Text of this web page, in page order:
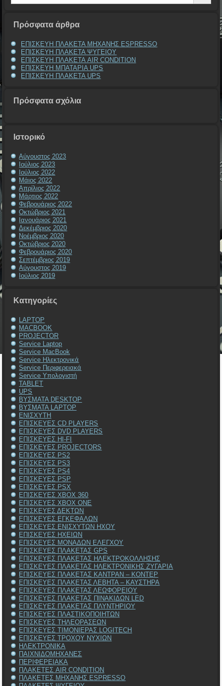
Πρόσφατα άρθρα
ΕΠΙΣΚΕΥΗ ΠΛΑΚΕΤΑ ΜΗΧΑΝΗΣ ESPRESSO
ΕΠΙΣΚΕΥΗ ΠΛΑΚΕΤΑ ΨΥΓΕΙΟΥ
ΕΠΙΣΚΕΥΗ ΠΛΑΚΕΤΑ AIR CONDITION
ΕΠΙΣΚΕΥΗ ΜΠΑΤΑΡΙΑ UPS
ΕΠΙΣΚΕΥΗ ΠΛΑΚΕΤΑ UPS
Πρόσφατα σχόλια
Ιστορικό
Αύγουστος 2023
Ιούλιος 2023
Ιούλιος 2022
Μάιος 2022
Απρίλιος 2022
Μάρτιος 2022
Φεβρουάριος 2022
Οκτώβριος 2021
Ιανουάριος 2021
Δεκέμβριος 2020
Νοέμβριος 2020
Οκτώβριος 2020
Φεβρουάριος 2020
Σεπτέμβριος 2019
Αύγουστος 2019
Ιούλιος 2019
Kατηγορίες
LAPTOP
MACBOOK
PROJECTOR
Service Laptop
Service MacBook
Service Ηλεκτρονικά
Service Περιφερειακά
Service Υπολογιστή
TABLET
UPS
ΒΥΣΜΑΤΑ DESKTOP
ΒΥΣΜΑΤΑ LAPTOP
ΕΝΙΣΧΥΤΗ
ΕΠΙΣΚΕΥΕΣ CD PLAYERS
ΕΠΙΣΚΕΥΕΣ DVD PLAYERS
ΕΠΙΣΚΕΥΕΣ HI-FI
ΕΠΙΣΚΕΥΕΣ PROJECTORS
ΕΠΙΣΚΕΥΕΣ PS2
ΕΠΙΣΚΕΥΕΣ PS3
ΕΠΙΣΚΕΥΕΣ PS4
ΕΠΙΣΚΕΥΕΣ PSP
ΕΠΙΣΚΕΥΕΣ PSX
ΕΠΙΣΚΕΥΕΣ XBOX 360
ΕΠΙΣΚΕΥΕΣ XBOX ONE
ΕΠΙΣΚΕΥΕΣ ΔΕΚΤΩΝ
ΕΠΙΣΚΕΥΕΣ ΕΓΚΕΦΑΛΩΝ
ΕΠΙΣΚΕΥΕΣ ΕΝΙΣΧΥΤΩΝ ΗΧΟΥ
ΕΠΙΣΚΕΥΕΣ ΗΧΕΙΩΝ
ΕΠΙΣΚΕΥΕΣ ΜΟΝΑΔΩΝ ΕΛΕΓΧΟΥ
ΕΠΙΣΚΕΥΕΣ ΠΛΑΚΕΤΑΣ GPS
ΕΠΙΣΚΕΥΕΣ ΠΛΑΚΕΤΑΣ ΗΛΕΚΤΡΟΚΟΛΛΗΣΗΣ
ΕΠΙΣΚΕΥΕΣ ΠΛΑΚΕΤΑΣ ΗΛΕΚΤΡΟΝΙΚΗΣ ΖΥΓΑΡΙΑ
ΕΠΙΣΚΕΥΕΣ ΠΛΑΚΕΤΑΣ ΚΑΝΤΡΑΝ – ΚΟΝΤΕΡ
ΕΠΙΣΚΕΥΕΣ ΠΛΑΚΕΤΑΣ ΛΕΒΗΤΑ – ΚΑΥΣΤΗΡΑ
ΕΠΙΣΚΕΥΕΣ ΠΛΑΚΕΤΑΣ ΛΕΩΦΟΡΕΙΟΥ
ΕΠΙΣΚΕΥΕΣ ΠΛΑΚΕΤΑΣ ΠΙΝΑΚΙΔΩΝ LED
ΕΠΙΣΚΕΥΕΣ ΠΛΑΚΕΤΑΣ ΠΛΥΝΤΗΡΙΟΥ
ΕΠΙΣΚΕΥΕΣ ΠΛΑΣΤΙΚΟΠΟΙΗΤΩΝ
ΕΠΙΣΚΕΥΕΣ ΤΗΛΕΟΡΑΣΕΩΝ
ΕΠΙΣΚΕΥΕΣ ΤΙΜΟΝΙΕΡΑΣ LOGITECH
ΕΠΙΣΚΕΥΕΣ ΤΡΟΧΟΥ ΝΥΧΙΩΝ
ΗΛΕΚΤΡΟΝΙΚΑ
ΠΑΙΧΝΙΔΟΜΗΧΑΝΕΣ
ΠΕΡΙΦΕΡΕΙΑΚΑ
ΠΛΑΚΕΤΕΣ AIR CONDITION
ΠΛΑΚΕΤΕΣ ΜΗΧΑΝΗΣ ESPRESSO